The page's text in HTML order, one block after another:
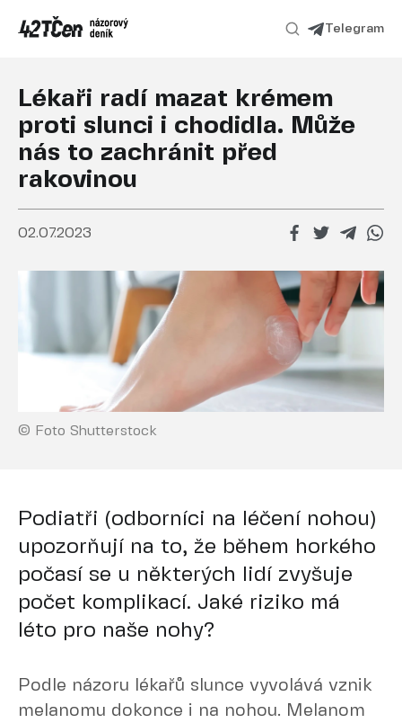
Telegram
Lékaři radí mazat krémem
proti slunci i chodidla. Může
nás to zachránit před
rakovinou
02.07.2023
© Foto Shutterstock
Podiatři (odborníci na léčení nohou)
upozorňují na to, že během horkého
počasí se u některých lidí zvyšuje
počet komplikací. Jaké riziko má
léto pro naše nohy?
Podle názoru lékařů slunce vyvolává vznik
melanomu dokonce i na nohou. Melanom